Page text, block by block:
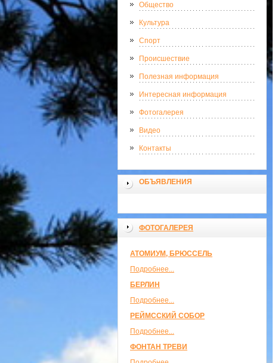
Общество
Культура
Спорт
Происшествие
Полезная информация
Интересная информация
Фотогалерея
Видео
Контакты
ОБЪЯВЛЕНИЯ
ФОТОГАЛЕРЕЯ
АТОМИУМ, БРЮССЕЛЬ
Подробнее...
БЕРЛИН
Подробнее...
РЕЙМССКИЙ СОБОР
Подробнее...
ФОНТАН ТРЕВИ